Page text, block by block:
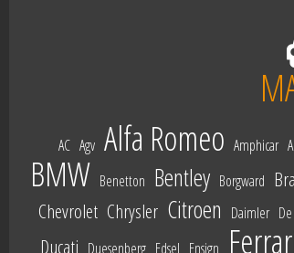
AC Agv Alfa Romeo Amphicar
BMW Benetton Bentley Borgward
Chevrolet Chrysler Citroen Daimler
Ducati Duesenberg Edsel Ensign